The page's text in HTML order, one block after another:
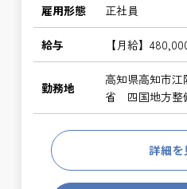
雇用形態 正社員
給与 【月給】
勤務地
高知県高知市
省 四国地方整
詳細を